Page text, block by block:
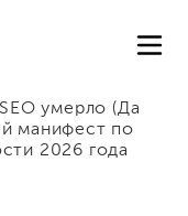
SEO умерло (Да
манифест по
2026 года